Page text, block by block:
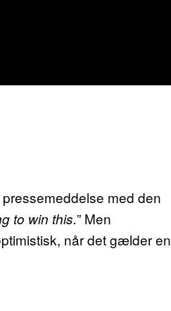
med den
to win this.” Men
når det gælder en